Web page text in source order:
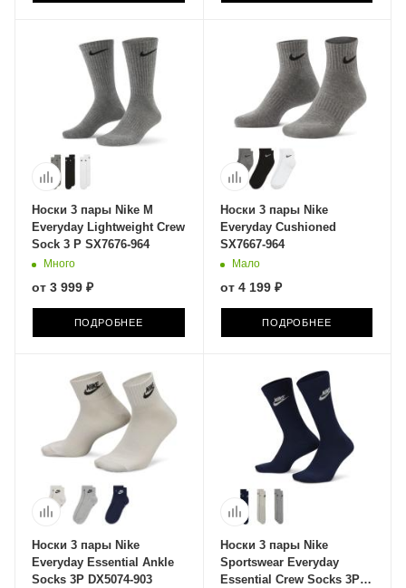
Носки 3 пары Nike M
Everyday Lightweight Crew
Sock 3 P SX7676-964
Много
от 3 999 ₽
ПОДРОБНЕЕ
Носки 3 пары Nike
Everyday Cushioned
SX7667-964
Мало
от 4 199 ₽
ПОДРОБНЕЕ
Носки 3 пары Nike
Everyday Essential Ankle
Socks 3P DX5074-903
Носки 3 пары Nike
Sportswear Everyday
Essential Crew Socks 3P